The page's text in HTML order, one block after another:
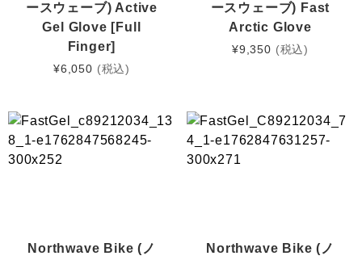
ースウェーブ) Active
Gel Glove [Full
Finger]
¥6,050 (税込)
ースウェーブ) Fast
Arctic Glove
¥9,350 (税込)
Northwave Bike (ノ
Northwave Bike (ノ